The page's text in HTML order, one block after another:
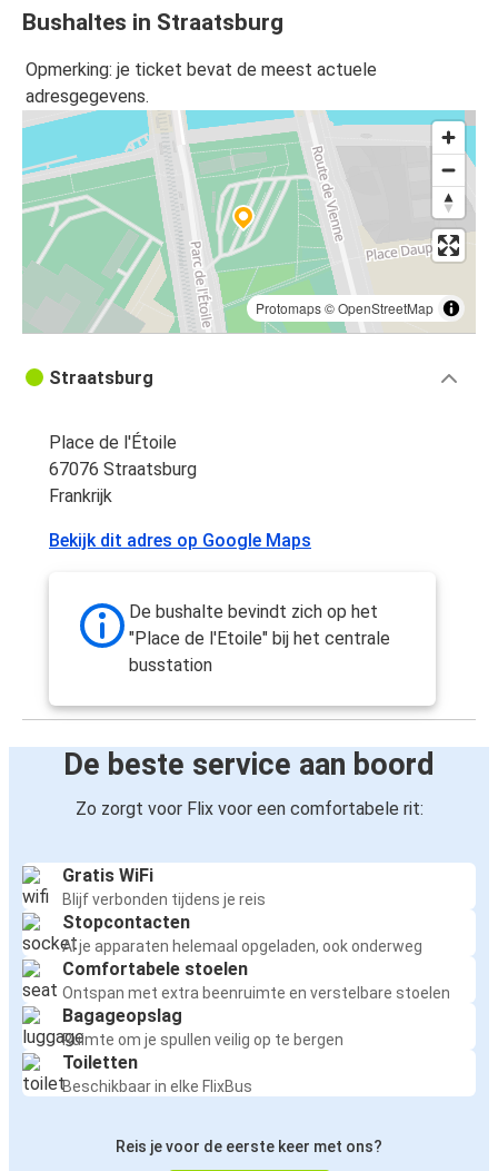
Bushaltes in Straatsburg
Opmerking: je ticket bevat de meest actuele
adresgegevens.
Protomaps©OpenStreetMap
Straatsburg
Place de l'Étoile
67076 Straatsburg
Frankrijk
Bekijk dit adres op Google Maps
De bushalte bevindt zich op het
"Place de l'Etoile" bij het centrale
busstation
De beste service aan boord
Zo zorgt voor Flix voor een comfortabele rit:
Gratis WiFi
Blijf verbonden tijdens je reis
Stopcontacten
Al je apparaten helemaal opgeladen, ook onderweg
Comfortabele stoelen
Ontspan met extra beenruimte en verstelbare stoelen
Bagageopslag
Ruimte om je spullen veilig op te bergen
Toiletten
Beschikbaar in elke FlixBus
Reis je voor de eerste keer met ons?